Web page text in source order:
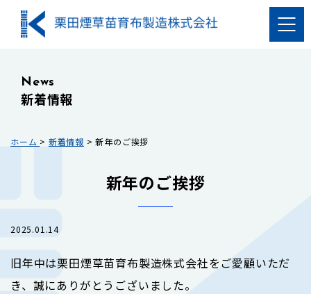
News
新着情報
ホーム > 新着情報 >新年のご挨拶
新年のご挨拶
2025.01.14
旧年中は栗田煙草苗育布製造株式会社をご愛顧いただ
き、誠にありがとうございました。